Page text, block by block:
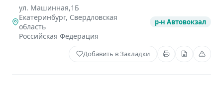
ул. Машинная,1Б
Екатеринбург, Свердловская
область
Российская Федерация
р-н Автовокзал
Добавить в Закладки